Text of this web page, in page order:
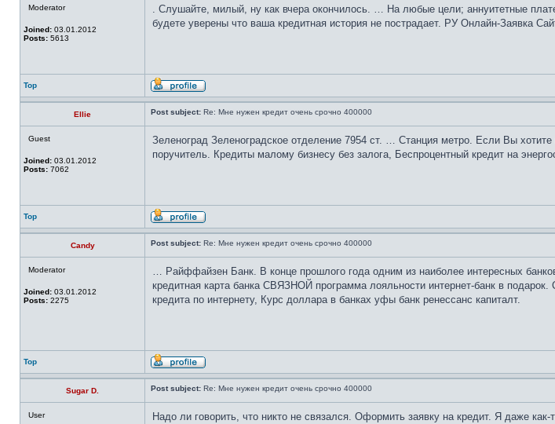
Moderator
Joined: 03.01.2012
Posts: 5613
. Слушайте, милый, ну как вчера окончилось. … На любые цели; аннуитетные
будете уверены что ваша кредитная история не пострадает. РУ Онлайн-Заявка
Top
Ellie Post subject: Re: Мне нужен кредит очень срочно 400000
Guest
Joined: 03.01.2012
Posts: 7062
Зеленоград Зеленоградское отделение 7954 ст. … Станция метро. Если Вы
поручитель. Кредиты малому бизнесу без залога, Беспроцентный кредит на
Top
Candy Post subject: Re: Мне нужен кредит очень срочно 400000
Moderator
Joined: 03.01.2012
Posts: 2275
… Райффайзен Банк. В конце прошлого года одним из наиболее интересных
кредитная карта банка СВЯЗНОЙ программа лояльности интернет-банк в
кредита по интернету, Курс доллара в банках уфы банк ренессанс капиталт.
Top
Sugar D. Post subject: Re: Мне нужен кредит очень срочно 400000
User
Надо ли говорить, что никто не связался. Оформить заявку на кредит. Я даже